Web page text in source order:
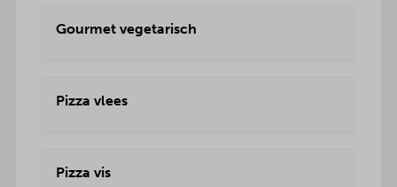
Gourmet vegetarisch
Pizza vlees
Pizza vis